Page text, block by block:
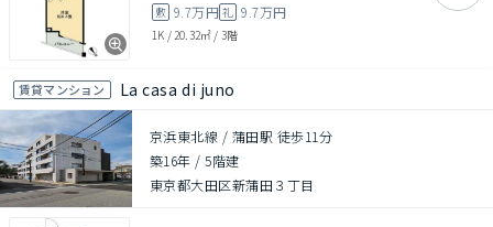
敷 9.7万円礼 9.7万円
1K / 20.32㎡ / 3階
賃貸マンション La casa di juno
京浜東北線 / 蒲田駅 徒歩11分
築16年 /5階建
東京都大田区新蒲田３丁目